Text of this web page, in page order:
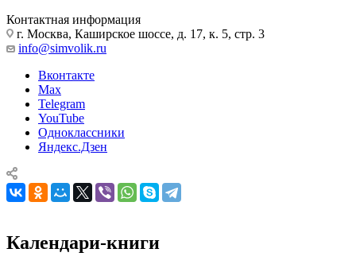
Контактная информация
г. Москва, Каширское шоссе, д. 17, к. 5, стр. 3
info@simvolik.ru
Вконтакте
Max
Telegram
YouTube
Одноклассники
Яндекс.Дзен
Календари-книги